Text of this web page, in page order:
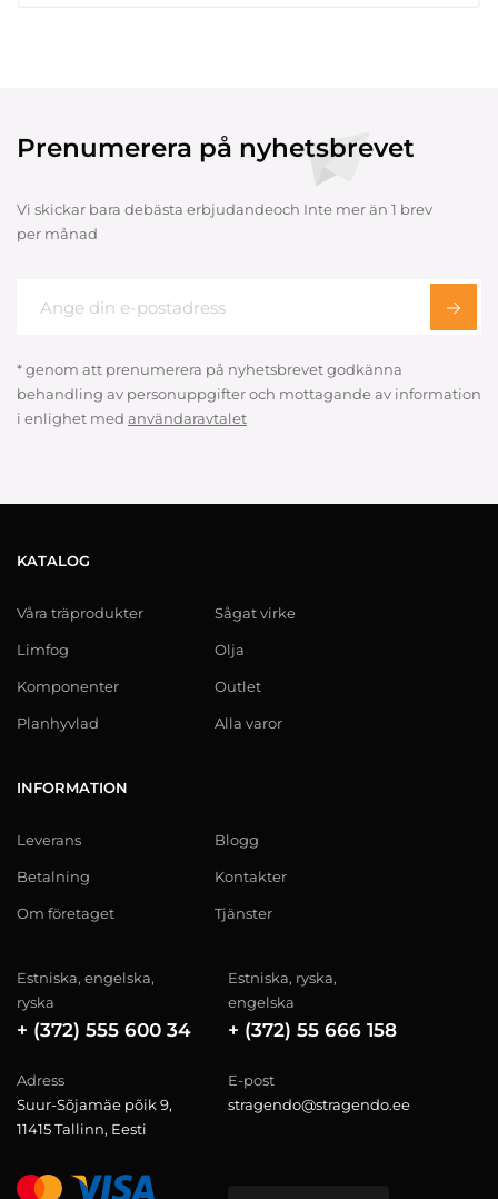
Prenumerera på nyhetsbrevet
Vi skickar bara debästa erbjudandeoch Inte mer än 1 brev
per månad
* genom att prenumerera på nyhetsbrevet godkänna
behandling av personuppgifter och mottagande av information
i enlighet med användaravtalet
KATALOG
Våra träprodukter
Limfog
Komponenter
Planhyvlad
Sågat virke
Olja
Outlet
Alla varor
INFORMATION
Leverans
Betalning
Om företaget
Blogg
Kontakter
Tjänster
Estniska, engelska,
ryska
+ (372) 555 600 34
Estniska, ryska,
engelska
+ (372) 55 666 158
Adress
Suur-Sõjamäe põik 9,
11415 Tallinn, Eesti
E-post
stragendo@stragendo.ee